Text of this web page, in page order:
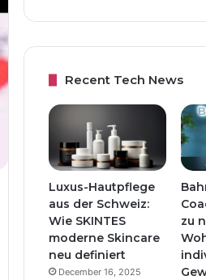
Recent Tech News
Luxus-Hautpflege
aus der Schweiz:
Wie SKINTES
moderne Skincare
neu definiert
December 16, 2025
zu